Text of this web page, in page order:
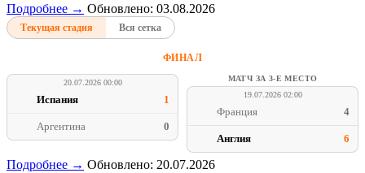
Подробнее → Обновлено: 03.08.2026
Текущая стадия Вся сетка
ФИНАЛ
20.07.2026 00:00
Испания 1
Аргентина 0
МАТЧ ЗА 3-Е МЕСТО
19.07.2026 02:00
Франция 4
Англия 6
Подробнее → Обновлено: 20.07.2026